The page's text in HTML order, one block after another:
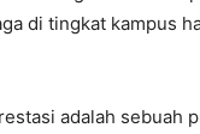
di tingkat kampus
adalah sebuah